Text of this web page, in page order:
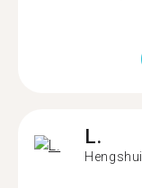
L.
Hengshui